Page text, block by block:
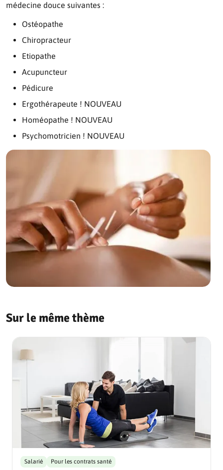
médecine douce suivantes :
Ostéopathe
Chiropracteur
Etiopathe
Acupuncteur
Pédicure
Ergothérapeute ! NOUVEAU
Homéopathe ! NOUVEAU
Psychomotricien ! NOUVEAU
Sur le même thème
Salarié Pour les contrats santé